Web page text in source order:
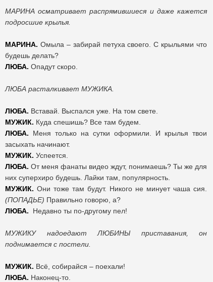
МАРИНА осматривает распрямившиеся и даже кажется
подросшие крылья.
МАРИНА. Омыла – забирай петуха своего. С крыльями что
будешь делать?
ЛЮБА. Опадут скоро.
ЛЮБА расталкивает МУЖИКА.
ЛЮБА. Вставай. Выспался уже. На том свете.
МУЖИК. Куда спешишь? Все там будем.
ЛЮБА. Меня только на сутки оформили. И крылья твои
засыхать начинают.
МУЖИК. Успеется.
ЛЮБА. От меня фанаты видео ждут, понимаешь? Ты же для
них суперхиро будешь. Лайки там, популярность.
МУЖИК. Они тоже там будут. Никого не минует чаша сия.
(ПОПАДЬЕ) Правильно говорю, а?
ЛЮБА. Недавно ты по-другому пел!
МУЖИКУ надоедают ЛЮБИНЫ приставания, он
поднимается с постели.
МУЖИК. Всё, собирайся – поехали!
ЛЮБА. Наконец-то.